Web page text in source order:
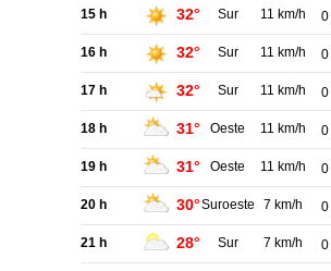
15 h 32° Sur 11 km/h 0
16 h 32° Sur 11 km/h 0
17 h 32° Sur 11 km/h 0
18 h 31° Oeste 11 km/h 0
19 h 31° Oeste 11 km/h 0
20 h 30°Suroeste 7 km/h 0
21 h 28° Sur 7 km/h 0